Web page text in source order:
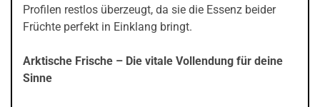
Profilen restlos überzeugt, da sie die Essenz beider
Früchte perfekt in Einklang bringt.
Arktische Frische – Die vitale Vollendung für deine
Sinne